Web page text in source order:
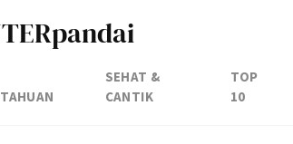
SEHAT &
CANTIK
TOP
10